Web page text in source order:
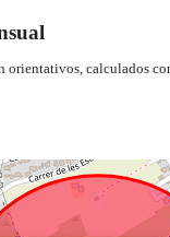
orientativos, calculados